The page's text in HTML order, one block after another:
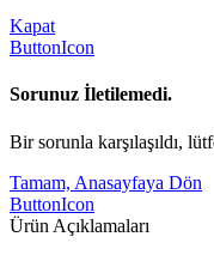
Kapat
ButtonIcon
Sorunuz İletilemedi.
Bir sorunla karşılaşıldı,
Tamam, Anasayfaya Dön
ButtonIcon
Ürün Açıklamaları